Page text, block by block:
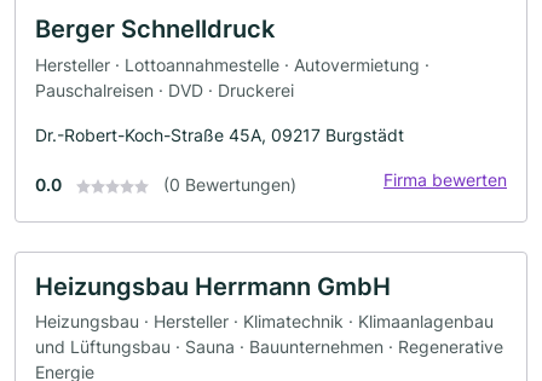
Berger Schnelldruck
Hersteller · Lottoannahmestelle · Autovermietung ·
Pauschalreisen · DVD · Druckerei
Dr.-Robert-Koch-Straße 45A, 09217 Burgstädt
0.0 (0 Bewertungen) Firma bewerten
Heizungsbau Herrmann GmbH
Heizungsbau · Hersteller · Klimatechnik · Klimaanlagenbau
und Lüftungsbau · Sauna · Bauunternehmen · Regenerative
Energie